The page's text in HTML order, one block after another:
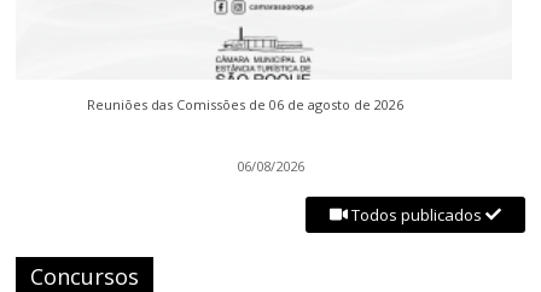
Reuniões das Comissões de 06 de agosto de 2026
06/08/2026
Todos publicados
Concursos